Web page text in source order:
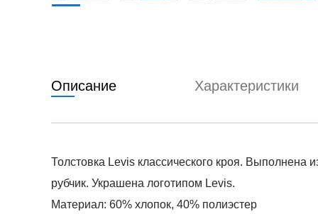
Описание Характеристики
Толстовка Levis классического кроя.
рубчик. Украшена логотипом Levis.
Материал: 60% хлопок, 40% полиэстер